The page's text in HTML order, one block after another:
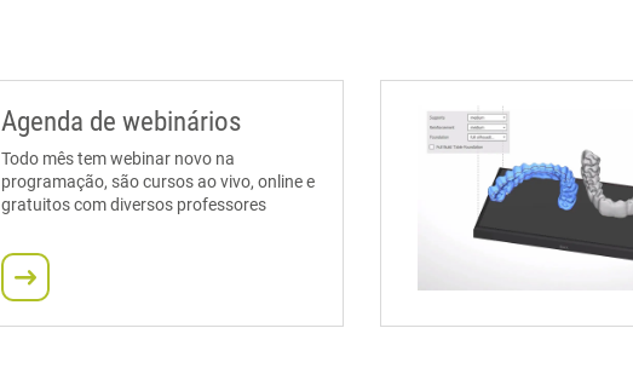
Agenda de webinários
Todo mês tem webinar novo na
programação, são cursos ao vivo, online e
gratuitos com diversos professores